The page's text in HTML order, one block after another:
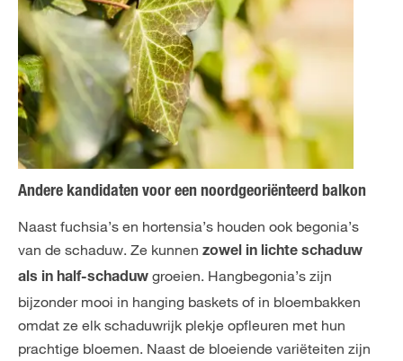
Andere kandidaten voor een noordgeoriënteerd balkon
Naast fuchsia’s en hortensia’s houden ook begonia’s
van de schaduw. Ze kunnen zowel in lichte schaduw
als in half-schaduw groeien. Hangbegonia’s zijn
bijzonder mooi in hanging baskets of in bloembakken
omdat ze elk schaduwrijk plekje opfleuren met hun
prachtige bloemen. Naast de bloeiende variëteiten zijn